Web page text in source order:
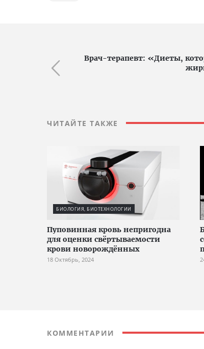
Врач-терапевт: «Диеты,
ЧИТАЙТЕ ТАКЖЕ
БИОЛОГИЯ, БИОТЕХНОЛОГИИ
Пуповинная кровь непригодна
для оценки свёртываемости
крови новорождённых
18 Октябрь, 2024
КОММЕНТАРИИ